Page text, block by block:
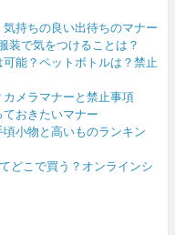
持ちの良い出待ちのマナー
装で気をつけることは？
能？ペットボトルは？禁止
メラマナーと禁止事項
おきたいマナー
小物と高いものランキン
どこで買う？オンラインシ